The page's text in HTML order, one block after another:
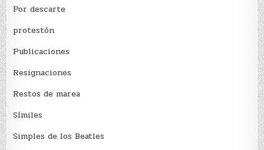
Por descarte
protestón
Publicaciones
Resignaciones
Restos de marea
Sí­miles
Simples de los Beatles